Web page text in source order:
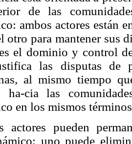
de las
ambos actores están
otro para mantener sus
el dominio y control
las disputas de
al mismo tiempo
ha-cia las
en los mismos
actores pueden
uno puede